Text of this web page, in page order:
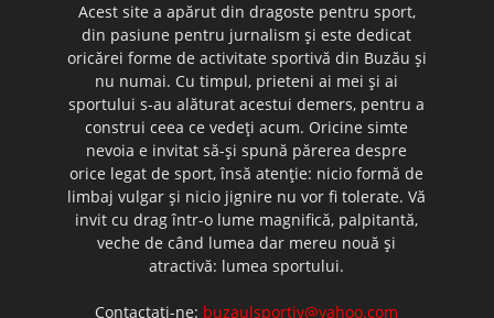
Acest site a apărut din dragoste pentru sport,
din pasiune pentru jurnalism şi este dedicat
oricărei forme de activitate sportivă din Buzău şi
nu numai. Cu timpul, prieteni ai mei şi ai
sportului s-au alăturat acestui demers, pentru a
construi ceea ce vedeţi acum. Oricine simte
nevoia e invitat să-şi spună părerea despre
orice legat de sport, însă atenţie: nicio formă de
limbaj vulgar şi nicio jignire nu vor fi tolerate. Vă
invit cu drag într-o lume magnifică, palpitantă,
veche de când lumea dar mereu nouă şi
atractivă: lumea sportului.
Contactați-ne: buzaulsportiv@yahoo.com